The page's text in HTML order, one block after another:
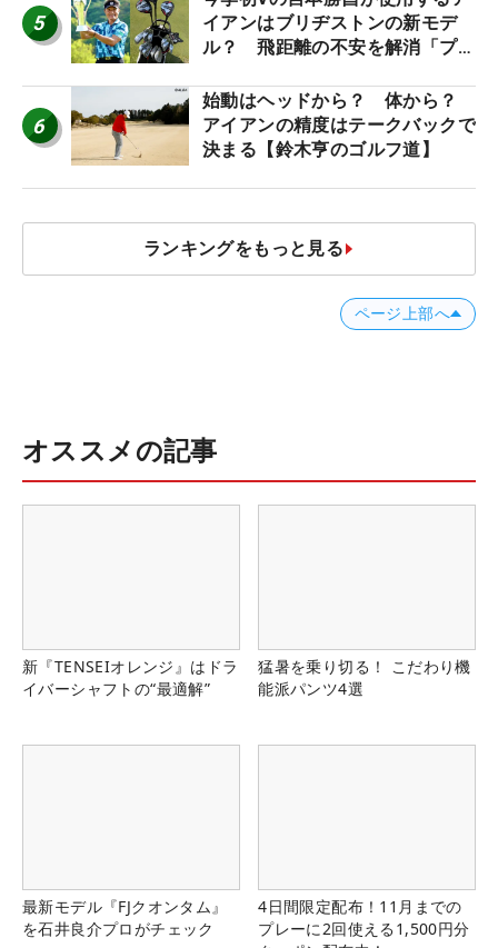
5
イアンはブリヂストンの新モデ
ル？ 飛距離の不安を解消「プラ
6
始動はヘッドから？ 体から？
アイアンの精度はテークバックで
決まる【鈴木亨のゴルフ道】
ランキングをもっと見る
ページ上部へ
オススメの記事
新『TENSEIオレンジ』はドラ
イバーシャフトの“最適解”
猛暑を乗り切る！ こだわり機
能派パンツ4選
最新モデル『FJクオンタム』
を石井良介プロがチェック
4日間限定配布！11月までの
プレーに2回使える1,500円分